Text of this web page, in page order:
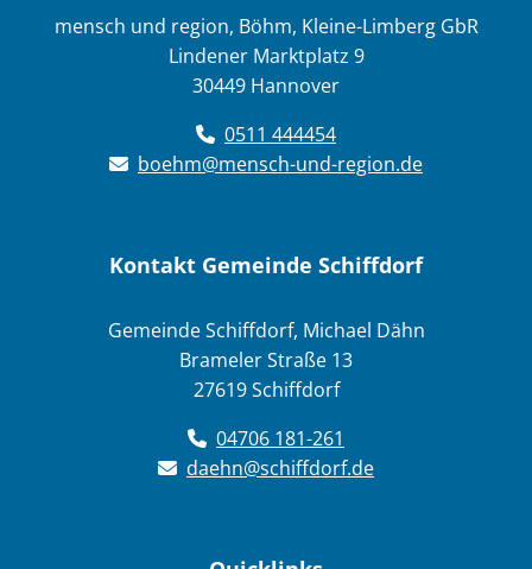
mensch und region, Böhm, Kleine-Limberg GbR
Lindener Marktplatz 9
30449 Hannover
0511 444454
boehm@mensch-und-region.de
Kontakt Gemeinde Schiffdorf
Gemeinde Schiffdorf, Michael Dähn
Brameler Straße 13
27619 Schiffdorf
04706 181-261
daehn@schiffdorf.de